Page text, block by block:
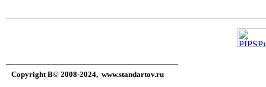
Copyright В© 2008-2024, www.standartov.ru